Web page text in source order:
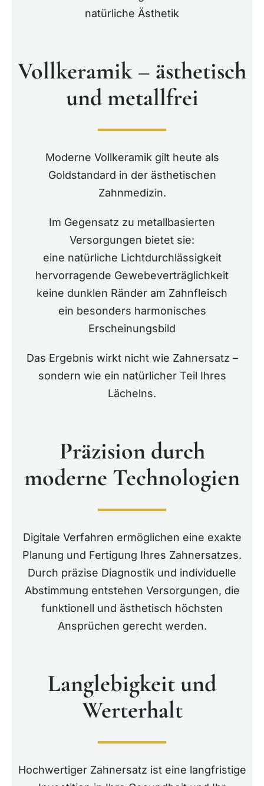
natürliche Ästhetik
Vollkeramik – ästhetisch
und metallfrei
Moderne Vollkeramik gilt heute als
Goldstandard in der ästhetischen
Zahnmedizin.
Im Gegensatz zu metallbasierten
Versorgungen bietet sie:
eine natürliche Lichtdurchlässigkeit
hervorragende Gewebeverträglichkeit
keine dunklen Ränder am Zahnfleisch
ein besonders harmonisches
Erscheinungsbild
Das Ergebnis wirkt nicht wie Zahnersatz –
sondern wie ein natürlicher Teil Ihres
Lächelns.
Präzision durch
moderne Technologien
Digitale Verfahren ermöglichen eine exakte
Planung und Fertigung Ihres Zahnersatzes.
Durch präzise Diagnostik und individuelle
Abstimmung entstehen Versorgungen, die
funktionell und ästhetisch höchsten
Ansprüchen gerecht werden.
Langlebigkeit und
Werterhalt
Hochwertiger Zahnersatz ist eine langfristige